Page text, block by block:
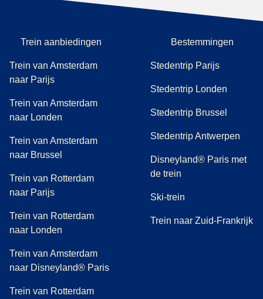
Trein aanbiedingen
Trein van Amsterdam
naar Parijs
Trein van Amsterdam
naar Londen
Trein van Amsterdam
naar Brussel
Trein van Rotterdam
naar Parijs
Trein van Rotterdam
naar Londen
Trein van Amsterdam
naar Disneyland® Paris
Trein van Rotterdam
Bestemmingen
Stedentrip Parijs
Stedentrip Londen
Stedentrip Brussel
Stedentrip Antwerpen
Disneyland® Paris met
de trein
Ski-trein
Trein naar Zuid-Frankrijk